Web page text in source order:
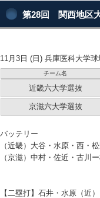
第28回 関西地区
11月3日 (日) 兵庫医科大学
チーム名
近畿六大学選抜
京滋六大学選抜
バッテリー
（近畿）大谷・水原・西・
（京滋）中村・佐近・古川
【二塁打】石井・水原（近